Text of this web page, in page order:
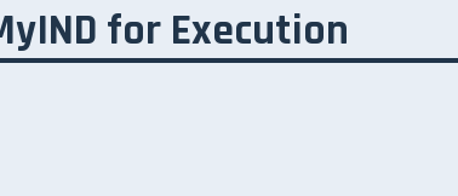
for Execution